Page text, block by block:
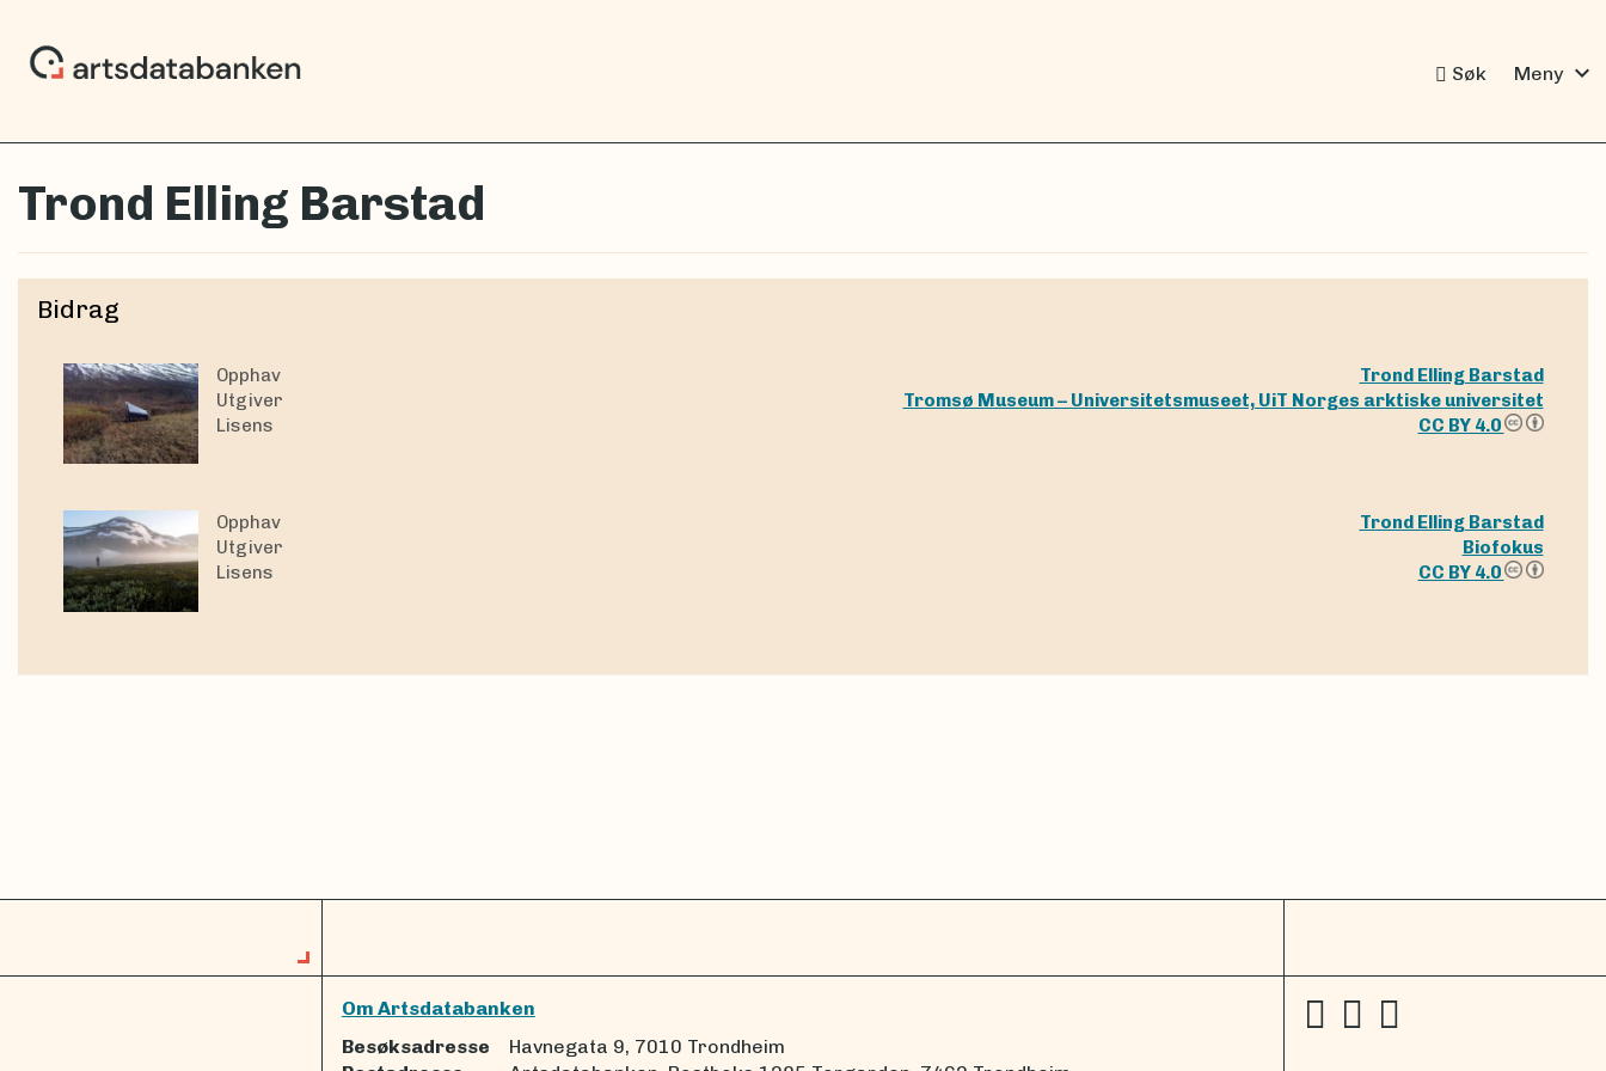
Søk Meny expand_more
Trond Elling Barstad
Bidrag
Opphav
Trond Elling Barstad
Utgiver
Tromsø Museum – Universitetsmuseet, UiT Norges arktiske universitet
Lisens
CC BY 4.0
Opphav
Trond Elling Barstad
Utgiver
Biofokus
Lisens
CC BY 4.0
Om Artsdatabanken
Besøksadresse
Havnegata 9, 7010 Trondheim